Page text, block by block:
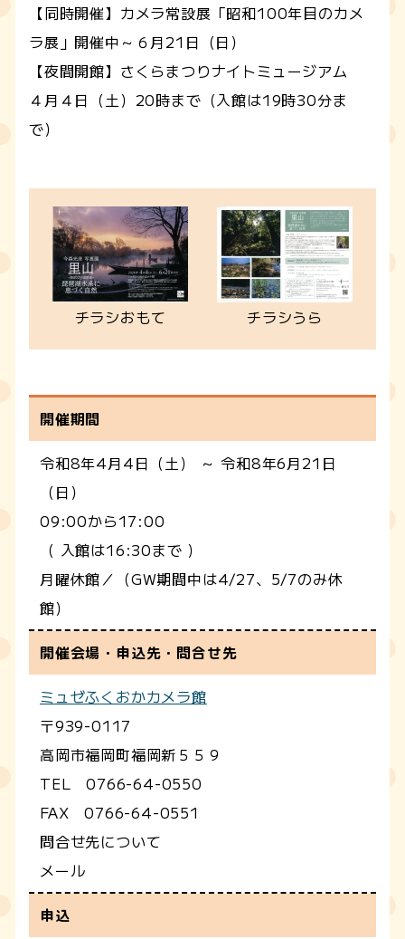
【同時開催】カメラ常設展「昭和100年目のカメ
ラ展」開催中～６月21日（日）
【夜間開館】さくらまつりナイトミュージアム
４月４日（土）20時まで（入館は19時30分ま
で）
チラシおもて チラシうら
開催期間
令和8年4月4日（土） ～ 令和8年6月21日
（日）
09:00から17:00
（ 入館は16:30まで ）
月曜休館／（GW期間中は4/27、5/7のみ休
館）
開催会場・申込先・問合せ先
ミュゼふくおかカメラ館
〒939-0117
高岡市福岡町福岡新５５９
TEL 0766-64-0550
FAX 0766-64-0551
問合せ先について
メール
申込